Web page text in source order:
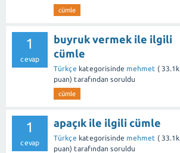
cümle
1
cevap
buyruk vermek ile ilgili
cümle
Türkçe kategorisinde mehmet ( 33.1k
puan) tarafından soruldu
cümle
1
cevap
apaçık ile ilgili cümle
Türkçe kategorisinde mehmet ( 33.1k
puan) tarafından soruldu